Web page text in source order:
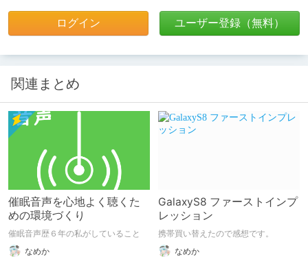
ログイン ユーザー登録（無料）
関連まとめ
催眠音声を心地よく聴くた
めの環境づくり
催眠音声歴６年の私がしていること
なめか
GalaxyS8 ファーストインプ
レッション
携帯買い替えたので感想です。
なめか